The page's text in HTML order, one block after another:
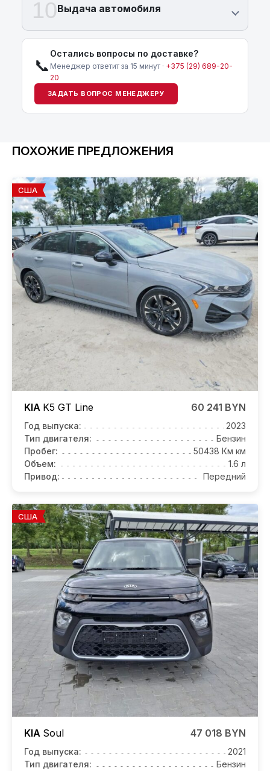
10Выдача автомобиля
📞
Остались вопросы по доставке?
Менеджер ответит за 15 минут · +375 (29) 689-20-
20
ЗАДАТЬ ВОПРОС МЕНЕДЖЕРУ
ПОХОЖИЕ ПРЕДЛОЖЕНИЯ
США
KIA K5 GT Line 60 241 BYN
Год выпуска:
2023
Тип двигателя:
Бензин
Пробег:
50438 Км км
Объем:
1.6 л
Привод:
Передний
США
KIA Soul 47 018 BYN
Год выпуска:
2021
Тип двигателя:
Бензин